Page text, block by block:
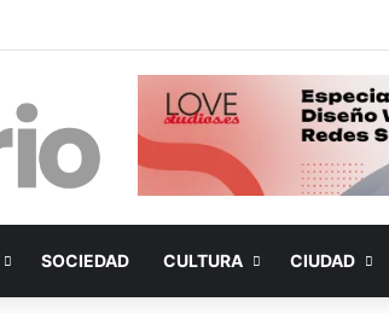
SOCIEDAD CULTURA CIUDAD